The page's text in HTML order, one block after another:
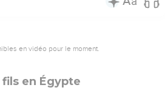
en vidéo pour le moment.
en Égypte